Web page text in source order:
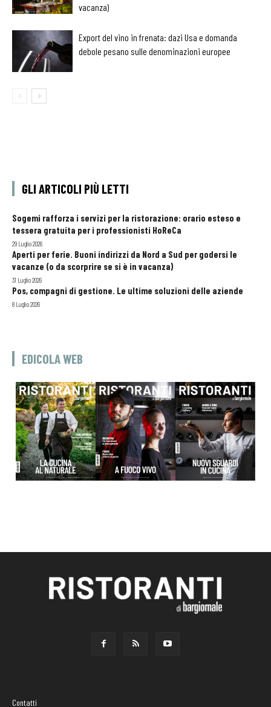
vacanza)
Export del vino in frenata: dazi Usa e domanda
debole pesano sulle denominazioni europee
GLI ARTICOLI PIÙ LETTI
Sogemi rafforza i servizi per la ristorazione: orario esteso e
tessera gratuita per i professionisti HoReCa
29 Luglio 2026
Aperti per ferie. Buoni indirizzi da Nord a Sud per godersi le
vacanze (o da scorprire se si è in vacanza)
31 Luglio 2026
Pos, compagni di gestione. Le ultime soluzioni delle aziende
8 Luglio 2026
EDICOLA WEB
Contatti